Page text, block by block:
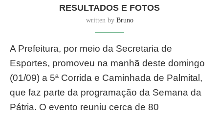
RESULTADOS E FOTOS
written by Bruno
A Prefeitura, por meio da Secretaria de
Esportes, promoveu na manhã deste domingo
(01/09) a 5ª Corrida e Caminhada de Palmital,
que faz parte da programação da Semana da
Pátria. O evento reuniu cerca de 80